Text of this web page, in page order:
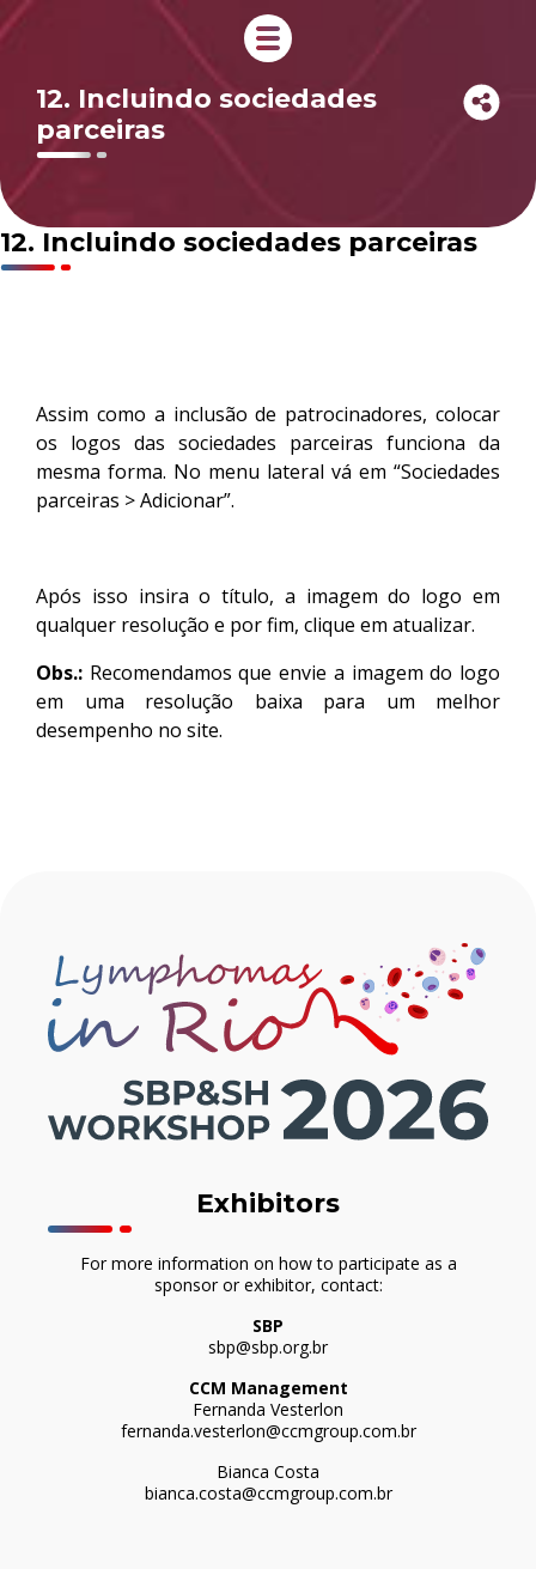
12. Incluindo sociedades
parceiras
12. Incluindo sociedades parceiras
Assim como a inclusão de patrocinadores, colocar
os logos das sociedades parceiras funciona da
mesma forma. No menu lateral vá em “Sociedades
parceiras > Adicionar”.
Após isso insira o título, a imagem do logo em
qualquer resolução e por fim, clique em atualizar.
Obs.: Recomendamos que envie a imagem do logo
em uma resolução baixa para um melhor
desempenho no site.
Exhibitors
For more information on how to participate as a
sponsor or exhibitor, contact:
SBP
sbp@sbp.org.br
CCM Management
Fernanda Vesterlon
fernanda.vesterlon@ccmgroup.com.br
Bianca Costa
bianca.costa@ccmgroup.com.br